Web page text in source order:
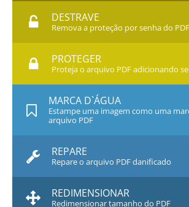
DESTRAVE
Remova a proteção por senha do PDF
PROTEGER
Proteja o arquivo PDF adicionando
MARCA D`ÁGUA
Estampe uma imagem como uma
arquivo PDF
REPARE
Repare o arquivo PDF danificado
REDIMENSIONAR
Redimensionar tamanho do PDF